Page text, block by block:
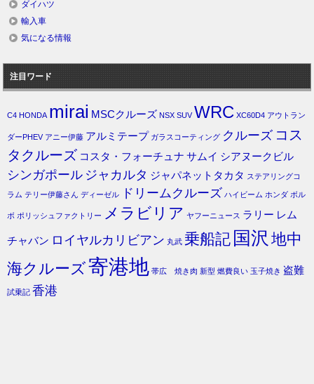
ダイハツ
輸入車
気になる情報
注目ワード
C4 HONDA mirai MSCクルーズ NSX SUV WRC XC60D4 アウトラン
ダーPHEV アニー伊藤 アルミテープ ガラスコーティング クルーズ コス
タクルーズ コスタ・フォーチュナ サムイ シアヌークビル
シンガポール ジャカルタ ジャパネットタカタ ステアリングコ
ラム テリー伊藤さん ディーゼル ドリームクルーズ ハイビーム ホンダ ボル
ボ ポリッシュファクトリー メラビリア ヤフーニュース ラリー レム
チャバン ロイヤルカリビアン 丸武 乗船記 国沢 地中
海クルーズ寄港地 帯広 焼き肉 新型 燃費良い 玉子焼き 盗難
試乗記 香港